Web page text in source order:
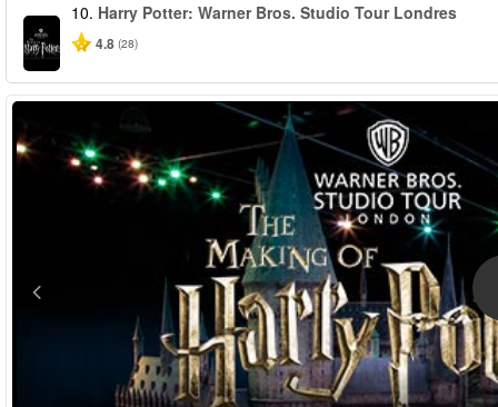
10. Harry Potter: Warner Bros. Studio Tour Londres
4.8 (28)